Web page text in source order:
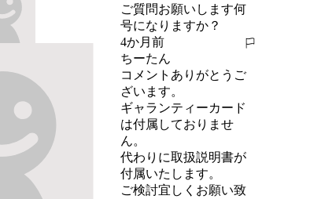
ご質問お願いします何
号になりますか？
4か月前
報告する
ちーたん
コメントありがとうご
ざいます。
ギャランティーカード
は付属しておりませ
ん。
代わりに取扱説明書が
付属いたします。
ご検討宜しくお願い致